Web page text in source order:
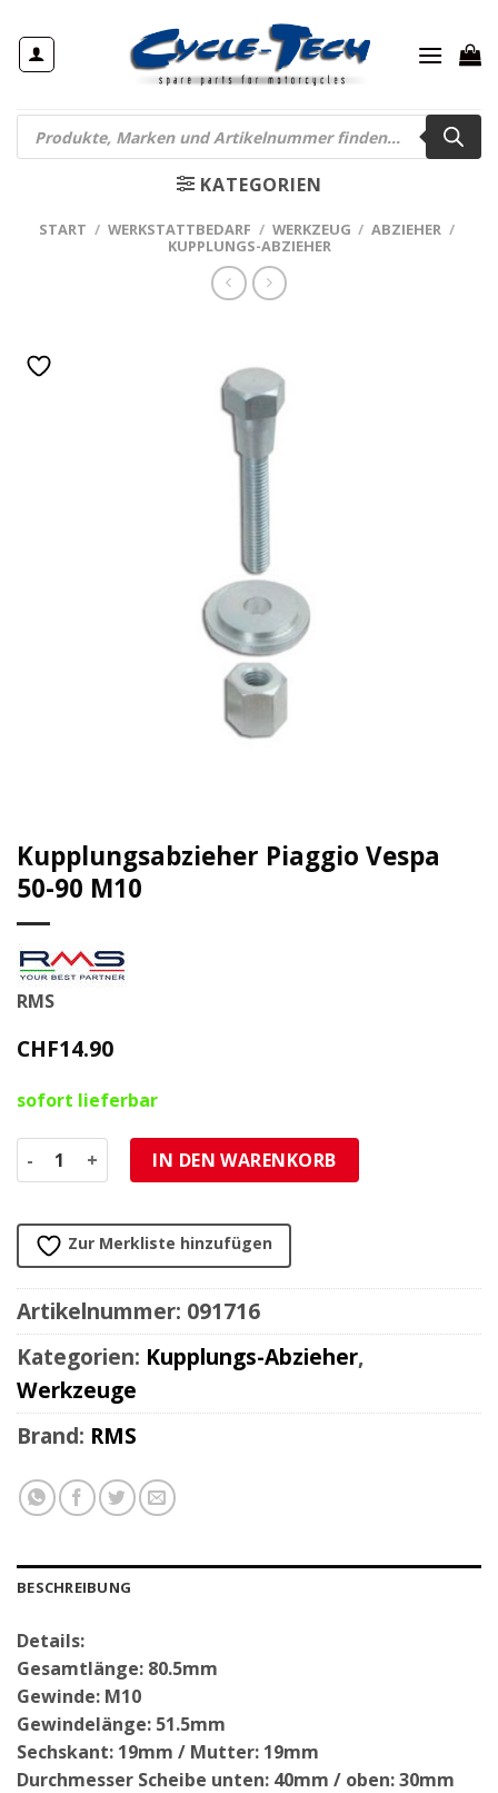
Inhalt
springen
Products
search
KATEGORIEN
START / WERKSTATTBEDARF / WERKZEUG / ABZIEHER /
KUPPLUNGS-ABZIEHER
Kupplungsabzieher Piaggio Vespa
50-90 M10
RMS
CHF14.90
sofort lieferbar
Kupplungsabzieher Piaggio Vespa 50-90 M10 Menge
IN DEN WARENKORB
Zur Merkliste hinzufügen
Artikelnummer: 091716
Kategorien: Kupplungs-Abzieher,
Werkzeuge
Brand: RMS
BESCHREIBUNG
Details:
Gesamtlänge: 80.5mm
Gewinde: M10
Gewindelänge: 51.5mm
Sechskant: 19mm / Mutter: 19mm
Durchmesser Scheibe unten: 40mm / oben: 30mm